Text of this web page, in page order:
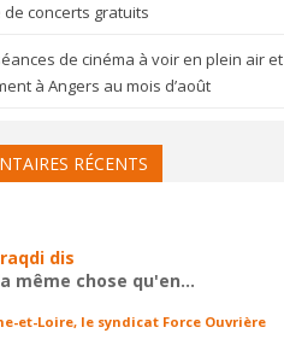
de concerts gratuits
de cinéma à voir en plein air et
à Angers au mois d’août
RÉCENTS
dis
même chose qu'en…
et-Loire, le syndicat Force Ouvrière